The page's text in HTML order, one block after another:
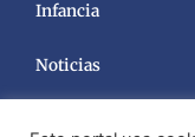
Infancia
Noticias